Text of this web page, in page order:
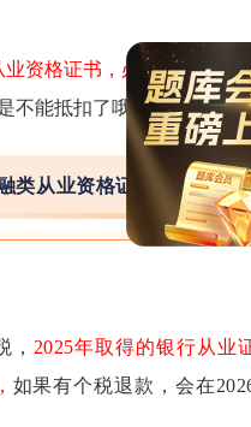
业资格证书，必须是2025年
不能抵扣了哦。具体申请
类从业资格证书个税申报
， 2025年取得的银行从业
如果有个税退款，会在